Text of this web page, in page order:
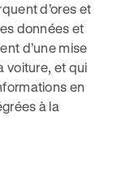
d’ores et
données et
d’une mise
voiture, et qui
en
à la